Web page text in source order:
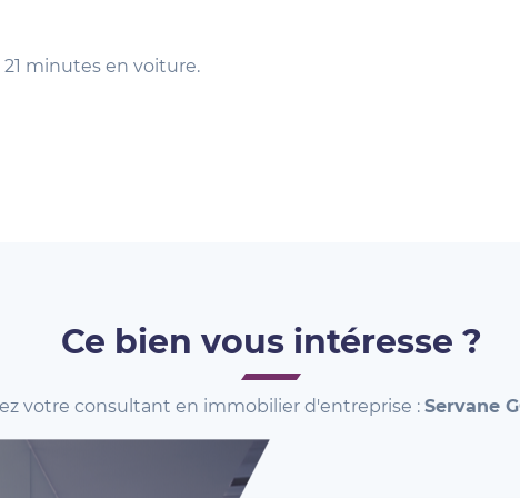
minutes en voiture.
Ce bien vous intéresse ?
votre consultant en immobilier d'entreprise : Servane